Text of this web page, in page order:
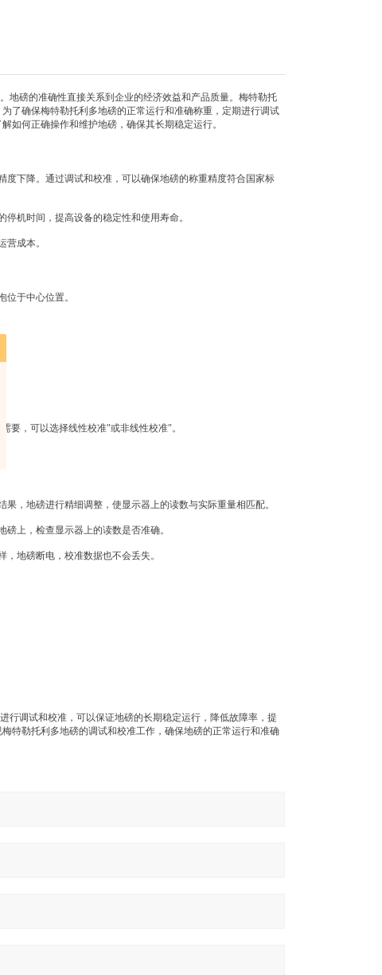
磅的准确性直接关系到企业的经济效益和产品质量。梅特勒托
了确保梅特勒托利多地磅的正常运行和准确称重，定期进行调试
如何正确操作和维护地磅，确保其长期稳定运行。
下降。通过调试和校准，可以确保地磅的称重精度符合国家标
机时间，提高设备的稳定性和使用寿命。
成本。
于中心位置。
，可以选择线性校准"或非线性校准"。
，地磅进行精细调整，使显示器上的读数与实际重量相匹配。
上，检查显示器上的读数是否准确。
地磅断电，校准数据也不会丢失。
行调试和校准，可以保证地磅的长期稳定运行，降低故障率，提
特勒托利多地磅的调试和校准工作，确保地磅的正常运行和准确